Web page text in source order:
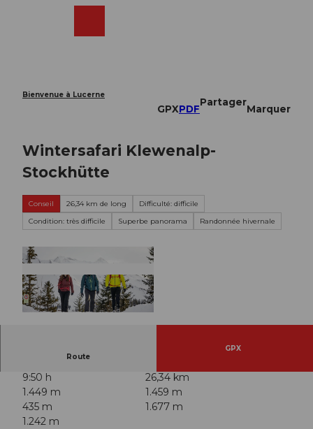
Bienvenue à Lucerne
GPXPDF
Partager
Marquer
Wintersafari Klewenalp-
Stockhütte
Conseil 26,34 km de long
Difficulté: difficile
Condition: très difficile
Superbe panorama Randonnée hivernale
Route
GPX
9:50 h
26,34 km
1.449 m
1.459 m
435 m
1.677 m
1.242 m